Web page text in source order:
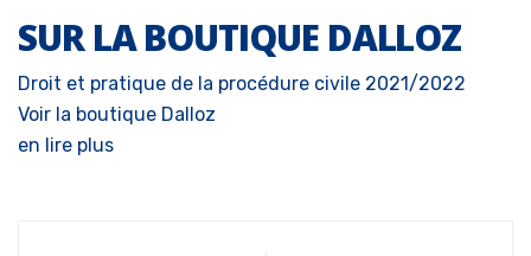
SUR LA BOUTIQUE DALLOZ
Droit et pratique de la procédure civile 2021/2022
Voir la boutique Dalloz
en lire plus